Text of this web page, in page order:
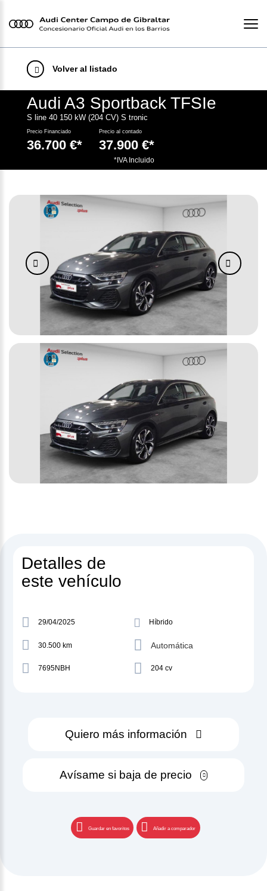
Volver al listado
Audi A3 Sportback TFSIe
S line 40 150 kW (204 CV) S tronic
Precio Financiado
36.700 €*
Precio al contado
37.900 €*
*IVA Incluido
Detalles de
este vehículo
29/04/2025 Híbrido
30.500 km Automática
7695NBH 204 cv
Quiero más información
Avísame si baja de precio
Guardar en favoritos Añadir a comparador